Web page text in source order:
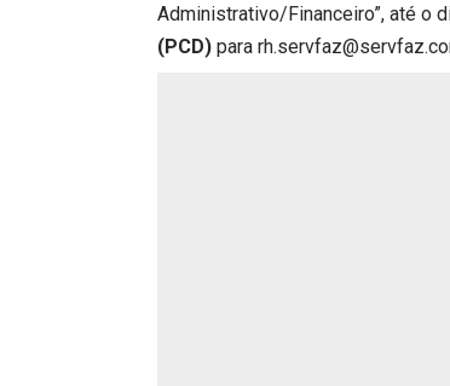
Administrativo/Financeiro”, até o
(PCD) para